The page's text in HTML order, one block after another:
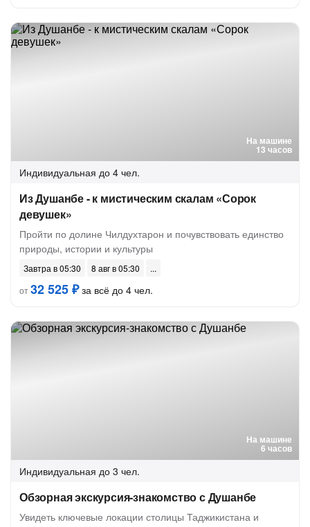
На машине
13 часов
Индивидуальная до 4 чел.
Из Душанбе - к мистическим скалам «Сорок
девушек»
Пройти по долине Чилдухтарон и почувствовать единство
природы, истории и культуры
Завтра в 05:30
8 авг в 05:30
от32 525 ₽за всё до 4 чел.
На машине
6 часов
Индивидуальная до 3 чел.
Обзорная экскурсия-знакомство с Душанбе
Увидеть ключевые локации столицы Таджикистана и